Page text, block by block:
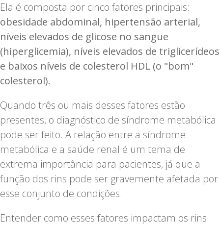
Ela é composta por cinco fatores principais:
obesidade abdominal, hipertensão arterial,
níveis elevados de glicose no sangue
(hiperglicemia), níveis elevados de triglicerídeos
e baixos níveis de colesterol HDL (o "bom"
colesterol).
Quando três ou mais desses fatores estão
presentes, o diagnóstico de síndrome metabólica
pode ser feito. A relação entre a síndrome
metabólica e a saúde renal é um tema de
extrema importância para pacientes, já que a
função dos rins pode ser gravemente afetada por
esse conjunto de condições.
Entender como esses fatores impactam os rins